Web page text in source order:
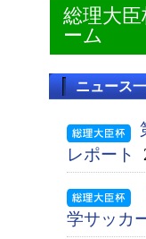
総理大
ーム
ニュース
レポート
学サッカ